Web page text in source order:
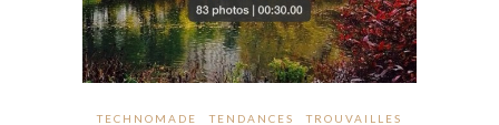
TECHNOMADE TENDANCES TROUVAILLES